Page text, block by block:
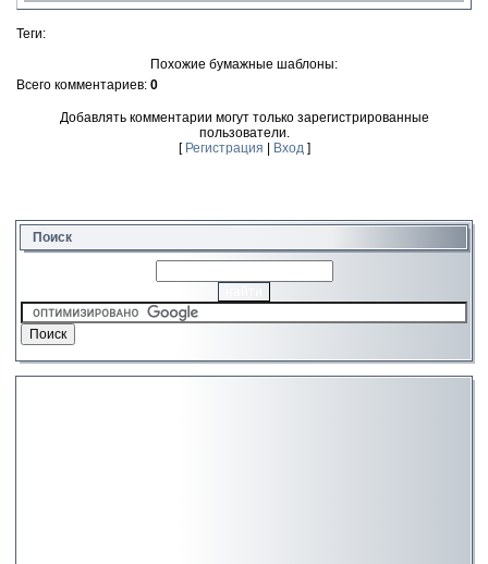
Теги:
Похожие бумажные шаблоны:
Всего комментариев: 0
Добавлять комментарии могут только зарегистрированные
пользователи.
[ Регистрация Вход]
Поиск